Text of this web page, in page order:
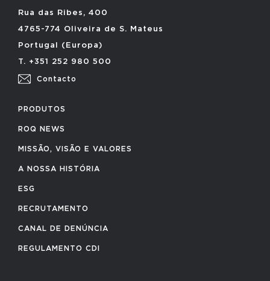
Rua das Ribes, 400
4765-774 Oliveira de S. Mateus
Portugal (Europa)
T. +351 252 980 500
Contacto
PRODUTOS
ROQ NEWS
MISSÃO, VISÃO E VALORES
A NOSSA HISTÓRIA
ESG
RECRUTAMENTO
CANAL DE DENÚNCIA
REGULAMENTO CDI